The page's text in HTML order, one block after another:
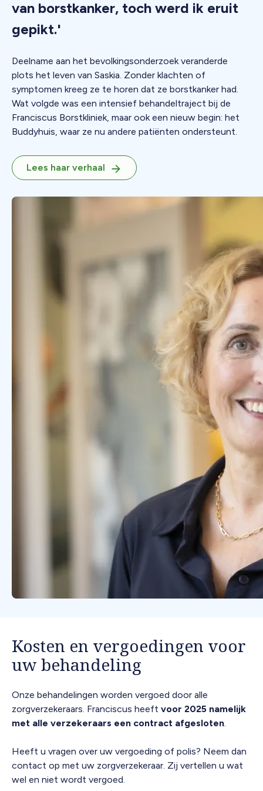
van borstkanker, toch werd ik eruit
gepikt.'
Deelname aan het bevolkingsonderzoek veranderde
plots het leven van Saskia. Zonder klachten of
symptomen kreeg ze te horen dat ze borstkanker had.
Wat volgde was een intensief behandeltraject bij de
Franciscus Borstkliniek, maar ook een nieuw begin: het
Buddyhuis, waar ze nu andere patiënten ondersteunt.
Lees haar verhaal
Kosten en vergoedingen voor
uw behandeling
Onze behandelingen worden vergoed door alle
zorgverzekeraars. Franciscus heeft voor 2025 namelijk
met alle verzekeraars een contract afgesloten.
Heeft u vragen over uw vergoeding of polis? Neem dan
contact op met uw zorgverzekeraar. Zij vertellen u wat
wel en niet wordt vergoed.